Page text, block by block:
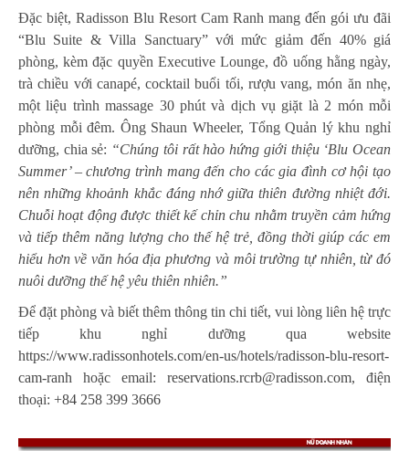
Đặc biệt, Radisson Blu Resort Cam Ranh mang đến gói ưu đãi
“Blu Suite & Villa Sanctuary” với mức giảm đến 40% giá
phòng, kèm đặc quyền Executive Lounge, đồ uống hằng ngày,
trà chiều với canapé, cocktail buổi tối, rượu vang, món ăn nhẹ,
một liệu trình massage 30 phút và dịch vụ giặt là 2 món mỗi
phòng mỗi đêm. Ông Shaun Wheeler, Tổng Quản lý khu nghỉ
dưỡng, chia sẻ: “Chúng tôi rất hào hứng giới thiệu ‘Blu Ocean
Summer’ – chương trình mang đến cho các gia đình cơ hội tạo
nên những khoảnh khắc đáng nhớ giữa thiên đường nhiệt đới.
Chuỗi hoạt động được thiết kế chỉn chu nhằm truyền cảm hứng
và tiếp thêm năng lượng cho thế hệ trẻ, đồng thời giúp các em
hiểu hơn về văn hóa địa phương và môi trường tự nhiên, từ đó
nuôi dưỡng thế hệ yêu thiên nhiên.”
Để đặt phòng và biết thêm thông tin chi tiết, vui lòng liên hệ trực
tiếp khu nghỉ dưỡng qua website
https://www.radissonhotels.com/en-us/hotels/radisson-blu-resort-
cam-ranh hoặc email: reservations.rcrb@radisson.com, điện
thoại: +84 258 399 3666